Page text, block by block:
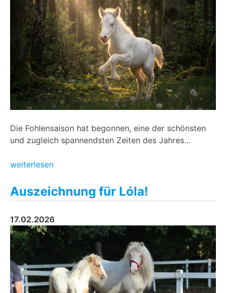
Die Fohlensaison hat begonnen, eine der schönsten
und zugleich spannendsten Zeiten des Jahres...
weiterlesen
Auszeichnung für Lóla!
17.02.2026